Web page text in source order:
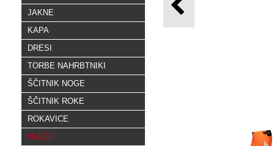
JAKNE
KAPA
DRESI
TORBE NAHRBTNIKI
ŠČITNIK NOGE
ŠČITNIK ROKE
ROKAVICE
HLAČE